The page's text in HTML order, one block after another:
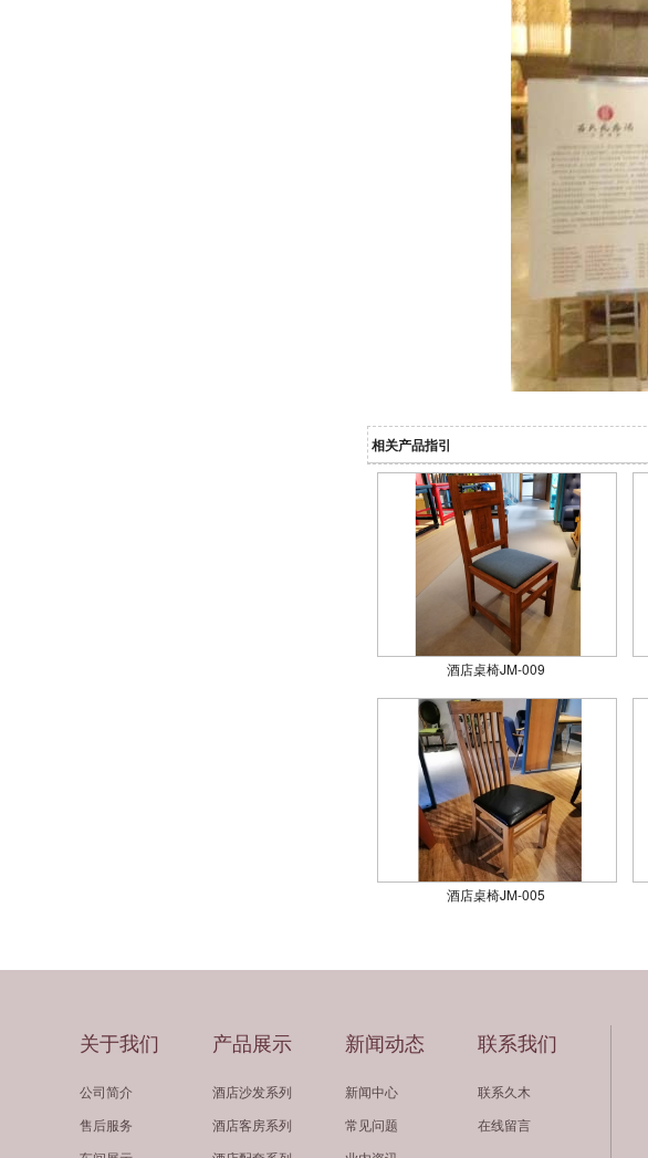
相关产品指引
酒店桌椅JM-009
酒店桌椅JM-005
关于我们
公司简介
售后服务
产品展示
酒店沙发系列
酒店客房系列
新闻动态
新闻中心
常见问题
联系我们
联系久木
在线留言